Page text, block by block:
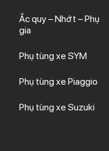
Ắc quy – Nhớt – Phụ
gia
Phụ tùng xe SYM
Phụ tùng xe Piaggio
Phụ tùng xe Suzuki